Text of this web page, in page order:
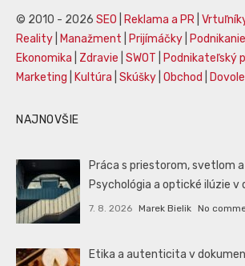
© 2010 - 2026 SEO Reklama a PR
Reality
Manažment Prijímáčky Podnikanie
Ekonomika
Zdravie SWOT Podnikateľský
Marketing
Kultúra Skúšky Obchod
NAJNOVŠIE
Práca s priestorom, svetlom
Psychológia a optické ilúzie v
7. 8. 2026 Marek Bielik No
Etika a autenticita v